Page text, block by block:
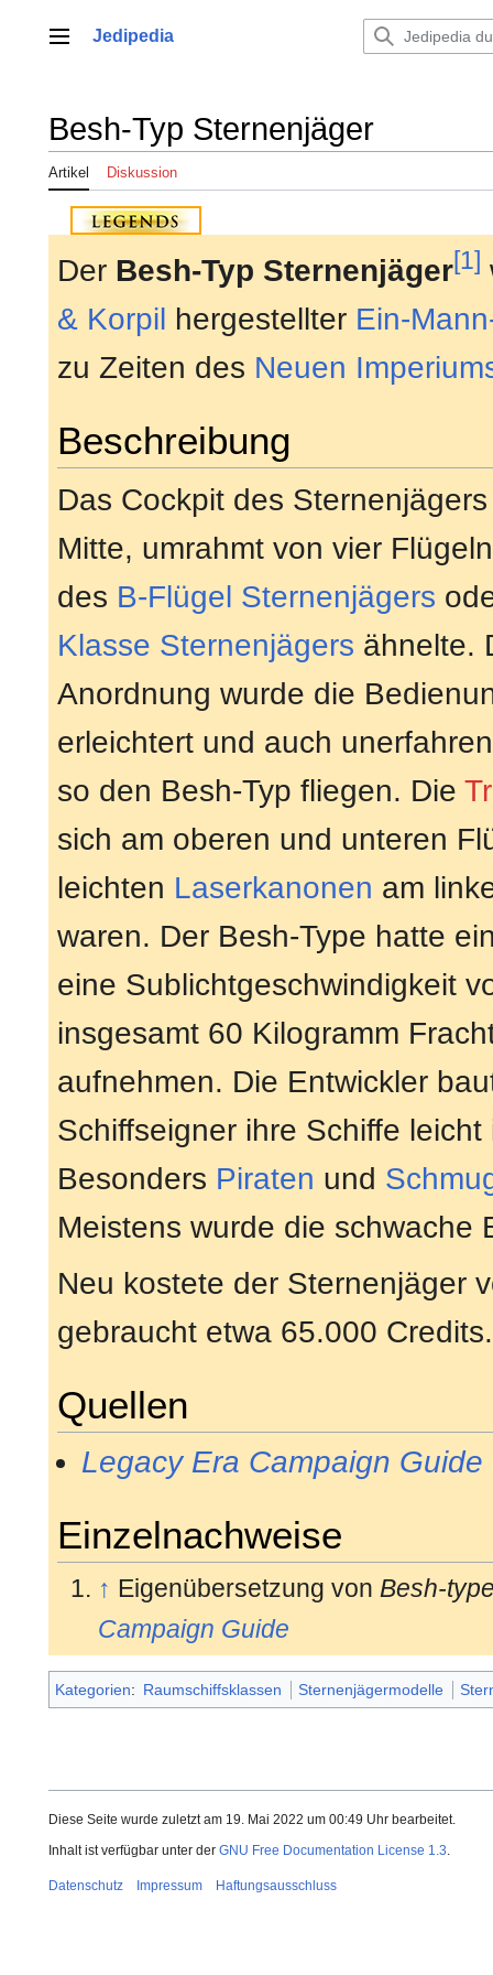
springenHauptmenü
Jedipedia
Besh-Typ Sternenjäger
Artikel Diskussion
Der Besh-Typ Sternenjäger[1]
& Korpil hergestellter Ein-
zu Zeiten des Neuen
Beschreibung
Das Cockpit des
Mitte, umrahmt von vier
des B-Flügel Sternenjägers
Klasse Sternenjägers ähnelte.
Anordnung wurde die
erleichtert und auch
so den Besh-Typ fliegen. Die
sich am oberen und unteren
leichten Laserkanonen am
waren. Der Besh-Type hatte
eine Sublichtgeschwindigkeit
insgesamt 60 Kilogramm
aufnehmen. Die Entwickler
Schiffseigner ihre Schiffe
Besonders Piraten und
Meistens wurde die schwache
Neu kostete der Sternenjäger
gebraucht etwa 65.000 Credits.
Quellen
Legacy Era Campaign Guide
Einzelnachweise
↑ Eigenübersetzung vonBesh-
Campaign Guide
Kategorien: Raumschiffsklassen Sternenjägermodelle
Diese Seite wurde zuletzt am 19. Mai 2022 um 00:49 Uhr bearbeitet.
Inhalt ist verfügbar unter der GNU Free Documentation License 1.3.
Datenschutz Impressum Haftungsausschluss